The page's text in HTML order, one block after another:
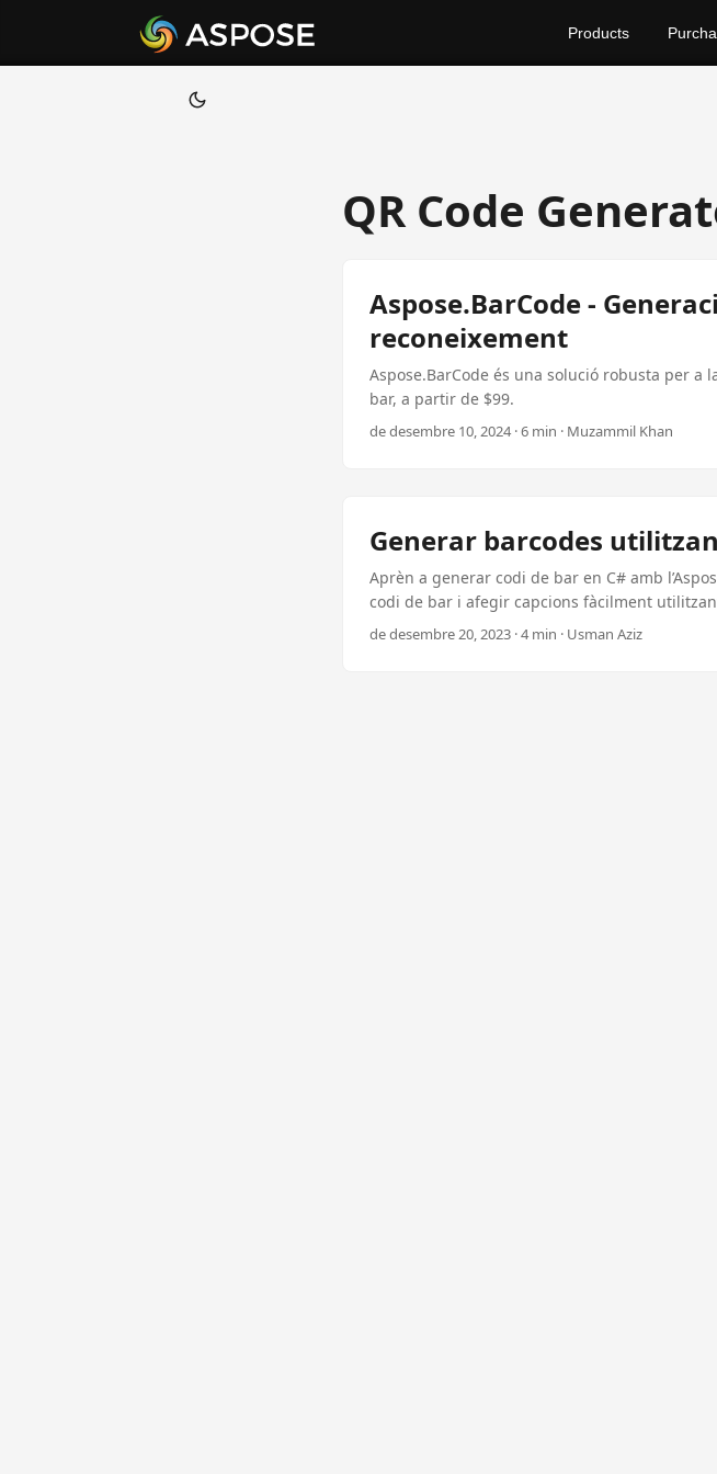
Products
QR Code
Aspose.BarCode -
reconeixement
Aspose.BarCode és una solució robusta per
bar, a partir de $99.
de desembre 10, 2024 · 6 min · Muzammil Khan
Generar barcodes
Aprèn a generar codi de bar en C# amb
codi de bar i afegir capcions fàcilment
de desembre 20, 2023 · 4 min · Usman Aziz